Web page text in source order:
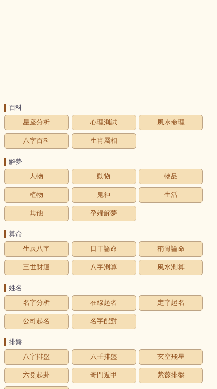
百科
星座分析
心理測試 風水命理
八字百科 生肖屬相
解夢
人物
動物 物品
植物 鬼神 生活
其他 孕婦解夢
算命
生辰八字
日干論命 稱骨論命
三世財運 八字測算 風水測算
姓名
名字分析
在線起名 定字起名
公司起名 名字配對
排盤
八字排盤
六壬排盤 玄空飛星
六爻起卦 奇門遁甲 紫薇排盤